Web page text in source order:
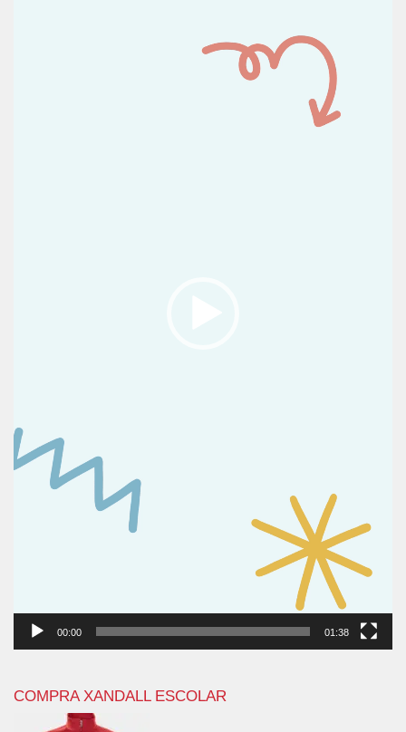
00:00 01:38
COMPRA XANDALL ESCOLAR